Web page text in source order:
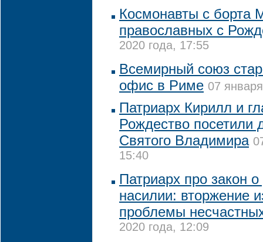
Космонавты с борта
православных с
2020 года, 17:55
Всемирный союз
офис в Риме 07
Патриарх Кирилл и
Рождество посетили
Святого Владимира
15:40
Патриарх про закон
насилии: вторжение
проблемы
2020 года, 12:09